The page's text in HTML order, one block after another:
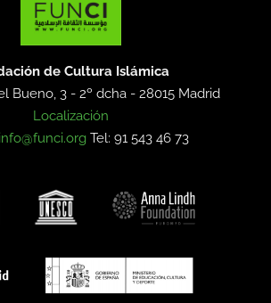
de Cultura Islámica
Bueno, 3 - 2º dcha -28015 Madrid
Localización
info@funci.org Tel: 91 543 46 73